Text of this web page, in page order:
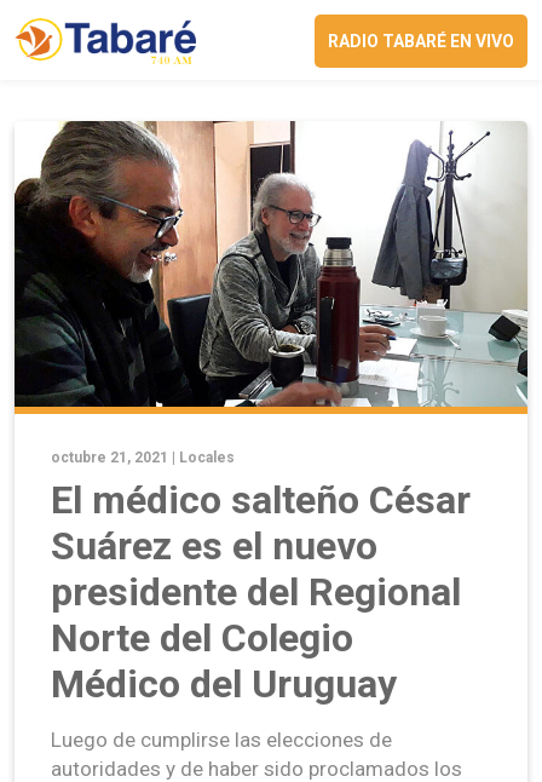
RADIO TABARÉ EN VIVO
octubre 21, 2021 | Locales
El médico salteño César
Suárez es el nuevo
presidente del Regional
Norte del Colegio
Médico del Uruguay
Luego de cumplirse las elecciones de
autoridades y de haber sido proclamados los